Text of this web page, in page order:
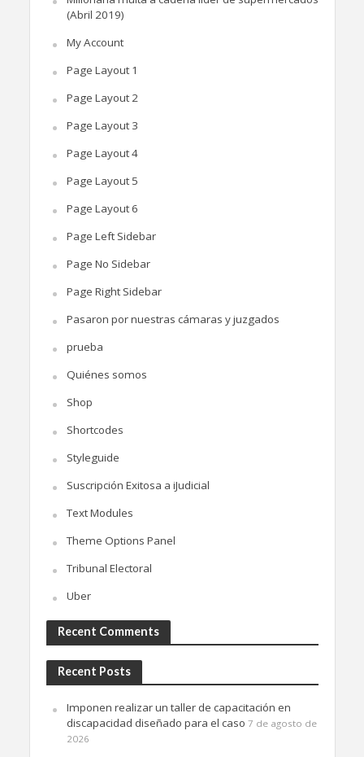
(Abril 2019)
My Account
Page Layout 1
Page Layout 2
Page Layout 3
Page Layout 4
Page Layout 5
Page Layout 6
Page Left Sidebar
Page No Sidebar
Page Right Sidebar
Pasaron por nuestras cámaras y juzgados
prueba
Quiénes somos
Shop
Shortcodes
Styleguide
Suscripción Exitosa a iJudicial
Text Modules
Theme Options Panel
Tribunal Electoral
Uber
Recent Comments
Recent Posts
Imponen realizar un taller de capacitación en
discapacidad diseñado para el caso 7 de agosto de
2026